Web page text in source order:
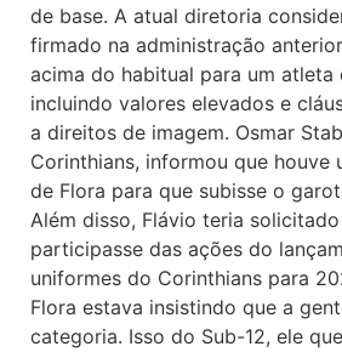
de base. A atual diretoria
firmado na administração
acima do habitual para um atleta
incluindo valores elevados e
a direitos de imagem. Osmar
Corinthians, informou que houve
de Flora para que subisse o
Além disso, Flávio teria
participasse das ações do
uniformes do Corinthians para
Flora estava insistindo que a
categoria. Isso do Sub-12, ele